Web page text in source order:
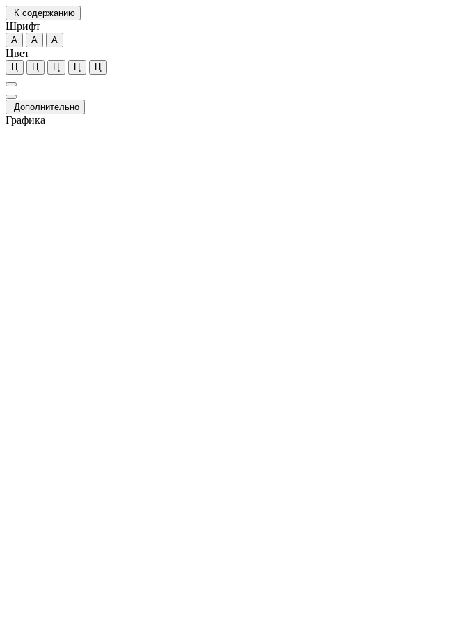
К содержанию
Шрифт
А А А
Цвет
Ц Ц Ц Ц Ц
Дополнительно
Графика